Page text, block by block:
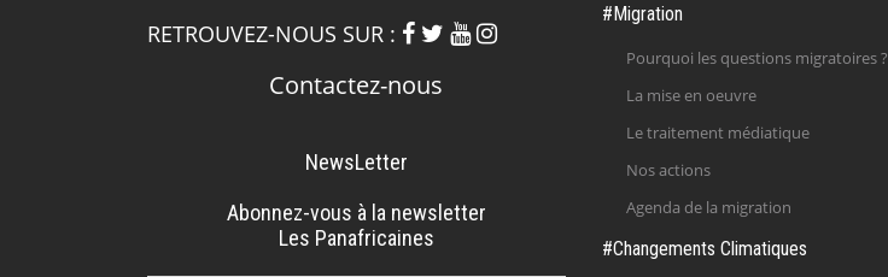
RETROUVEZ-NOUS SUR :
Contactez-nous
NewsLetter
Abonnez-vous à la newsletter
Les Panafricaines
#Migration
Pourquoi les questions migratoires ?
La mise en oeuvre
Le traitement médiatique
Nos actions
Agenda de la migration
#Changements Climatiques